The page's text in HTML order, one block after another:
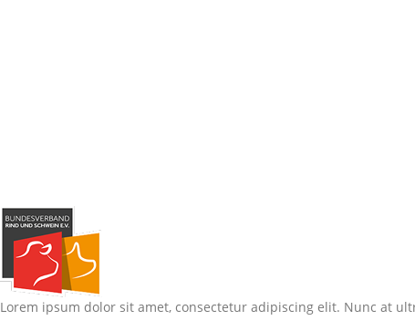
Lorem ipsum dolor sit amet, consectetur adipiscing elit. Nunc at